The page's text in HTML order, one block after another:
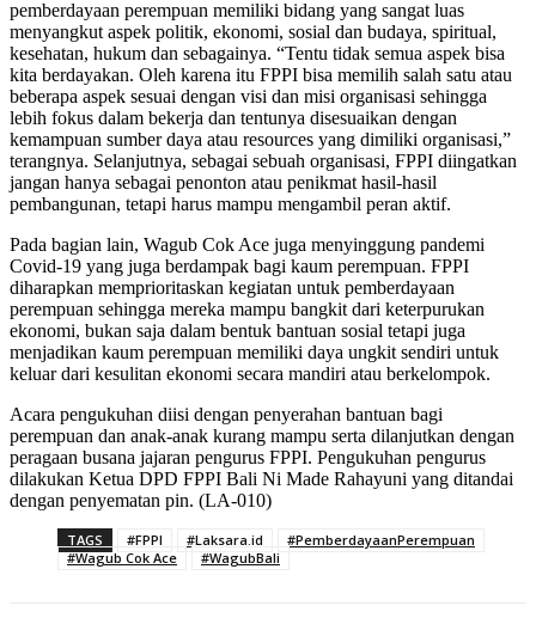
pemberdayaan perempuan memiliki bidang yang sangat luas
menyangkut aspek politik, ekonomi, sosial dan budaya, spiritual,
kesehatan, hukum dan sebagainya. “Tentu tidak semua aspek bisa
kita berdayakan. Oleh karena itu FPPI bisa memilih salah satu atau
beberapa aspek sesuai dengan visi dan misi organisasi sehingga
lebih fokus dalam bekerja dan tentunya disesuaikan dengan
kemampuan sumber daya atau resources yang dimiliki organisasi,”
terangnya. Selanjutnya, sebagai sebuah organisasi, FPPI diingatkan
jangan hanya sebagai penonton atau penikmat hasil-hasil
pembangunan, tetapi harus mampu mengambil peran aktif.
Pada bagian lain, Wagub Cok Ace juga menyinggung pandemi
Covid-19 yang juga berdampak bagi kaum perempuan. FPPI
diharapkan memprioritaskan kegiatan untuk pemberdayaan
perempuan sehingga mereka mampu bangkit dari keterpurukan
ekonomi, bukan saja dalam bentuk bantuan sosial tetapi juga
menjadikan kaum perempuan memiliki daya ungkit sendiri untuk
keluar dari kesulitan ekonomi secara mandiri atau berkelompok.
Acara pengukuhan diisi dengan penyerahan bantuan bagi
perempuan dan anak-anak kurang mampu serta dilanjutkan dengan
peragaan busana jajaran pengurus FPPI. Pengukuhan pengurus
dilakukan Ketua DPD FPPI Bali Ni Made Rahayuni yang ditandai
dengan penyematan pin. (LA-010)
TAGS #FPPI #Laksara.id
#PemberdayaanPerempuan
#Wagub Cok Ace
#WagubBali